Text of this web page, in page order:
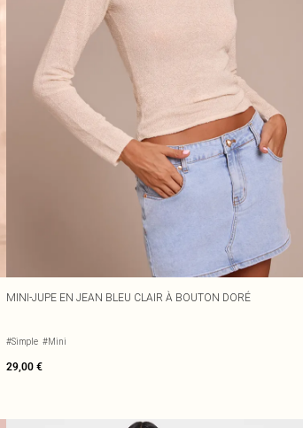
MINI-JUPE EN JEAN BLEU CLAIR À BOUTON DORÉ
#Simple #Mini
29,00 €